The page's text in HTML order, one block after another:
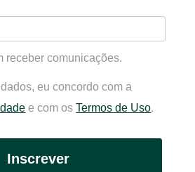
receber comunicações.
eu concordo com a
e com osTermos de Uso.
Inscrever